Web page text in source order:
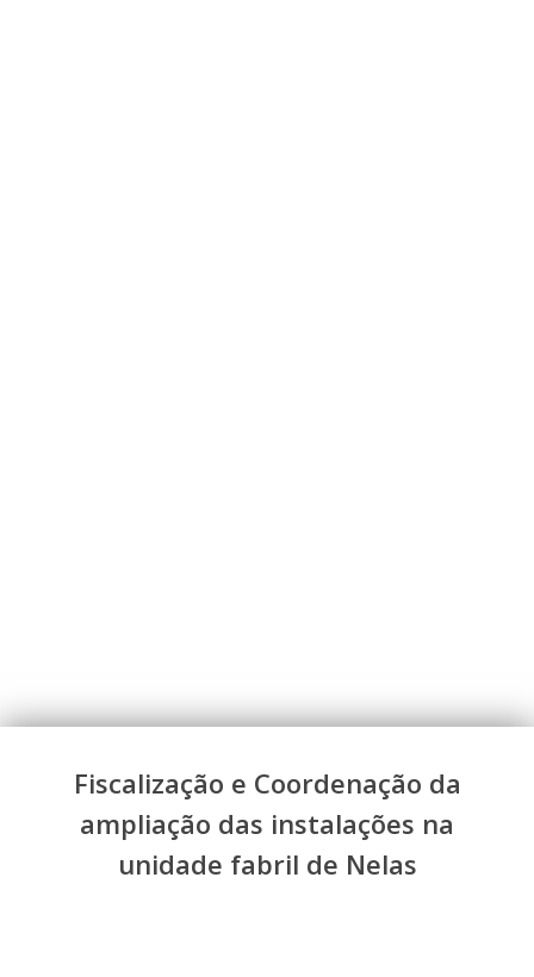
Fiscalização e Coordenação da
ampliação das instalações na
unidade fabril de Nelas